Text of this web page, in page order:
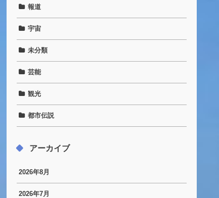
報道
宇宙
未分類
芸能
観光
都市伝説
アーカイブ
2026年8月
2026年7月